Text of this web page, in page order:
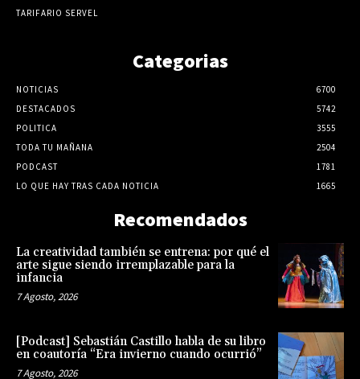
TARIFARIO SERVEL
Categorias
NOTICIAS
6700
DESTACADOS
5742
POLITICA
3555
TODA TU MAÑANA
2504
PODCAST
1781
LO QUE HAY TRAS CADA NOTICIA
1665
Recomendados
La creatividad también se entrena: por qué el
arte sigue siendo irremplazable para la
infancia
7 Agosto, 2026
[Podcast] Sebastián Castillo habla de su libro
en coautoría “Era invierno cuando ocurrió”
7 Agosto, 2026